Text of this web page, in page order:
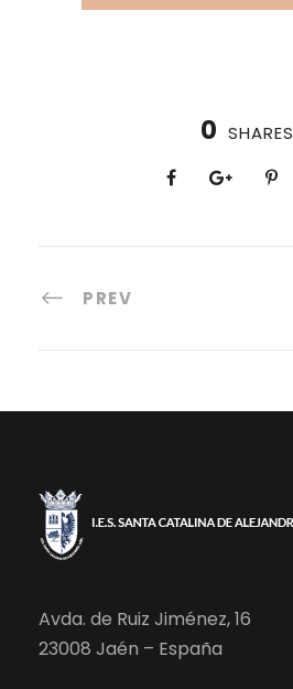
0 SHARES
PREV
Avda. de Ruiz Jiménez, 16
23008 Jaén – España